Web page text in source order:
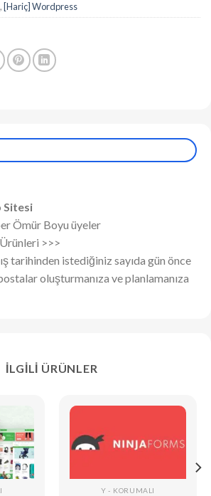
, [Hariç] Wordpress
Sitesi
Ömür Boyu üyeler
>>>
tarihinden istediğiniz sayıda gün önce
oluşturmanıza ve planlamanıza
İLGILI ÜRÜNLER
Y - KORUMALI